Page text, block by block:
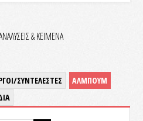
& KEIMENA
ΣΥΝΤΕΛΕΣΤΕΣ
ΑΛΜΠΟΥΜ